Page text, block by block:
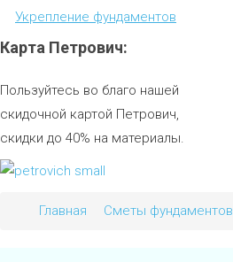
Укрепление фундаментов
Карта Петрович:
Пользуйтесь во благо нашей
скидочной картой Петрович,
скидки до 40% на материалы.
Главная Сметы фундаментов